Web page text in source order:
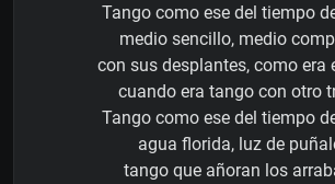
Tango como ese del tiempo
medio sencillo, medio
con sus desplantes, como era
cuando era tango con otro
Tango como ese del tiempo
agua florida, luz de
tango que añoran los